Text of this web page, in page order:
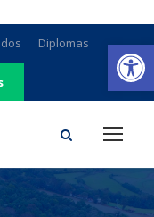
Diplomas